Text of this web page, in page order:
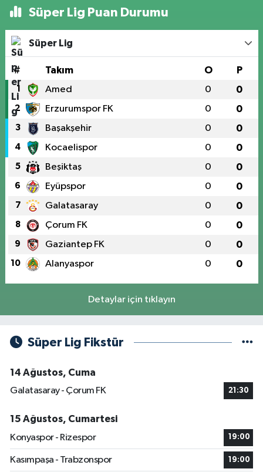
Süper Lig Puan Durumu
Süper Lig
# Takım O P
1 Amed 0 0
2 Erzurumspor FK 0 0
3 Başakşehir 0 0
4 Kocaelispor 0 0
5 Beşiktaş 0 0
6 Eyüpspor 0 0
7 Galatasaray 0 0
8 Çorum FK 0 0
9 Gaziantep FK 0 0
10 Alanyaspor 0 0
Detaylar için tıklayın
Süper Lig Fikstür
14 Ağustos, Cuma
Galatasaray - Çorum FK
21:30
15 Ağustos, Cumartesi
Konyaspor - Rizespor
19:00
Kasımpaşa - Trabzonspor 19:00